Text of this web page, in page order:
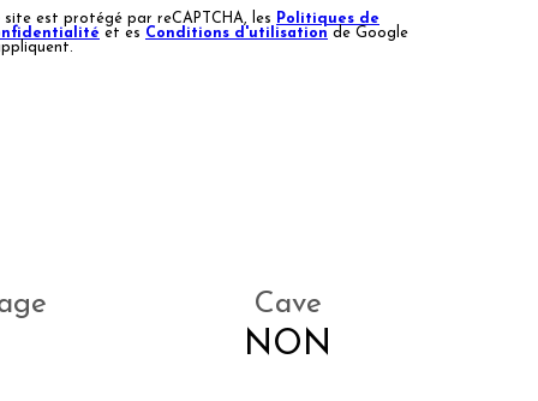
site est protégé par reCAPTCHA, les Politiques de
et es Conditions d'utilisation de Google
Cave
NON